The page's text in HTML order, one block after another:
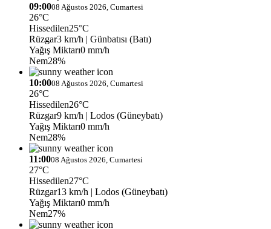
09:0008 Ağustos 2026, Cumartesi
26°C
Hissedilen25°C
Rüzgar3 km/h | Günbatısı (Batı)
Yağış Miktarı0 mm/h
Nem28%
10:0008 Ağustos 2026, Cumartesi
26°C
Hissedilen26°C
Rüzgar9 km/h | Lodos (Güneybatı)
Yağış Miktarı0 mm/h
Nem28%
11:0008 Ağustos 2026, Cumartesi
27°C
Hissedilen27°C
Rüzgar13 km/h | Lodos (Güneybatı)
Yağış Miktarı0 mm/h
Nem27%